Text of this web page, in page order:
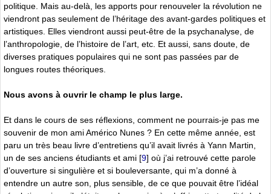
politique. Mais au-delà, les apports pour renouveler la révolution ne
viendront pas seulement de l’héritage des avant-gardes politiques et
artistiques. Elles viendront aussi peut-être de la psychanalyse, de
l’anthropologie, de l’histoire de l’art, etc. Et aussi, sans doute, de
diverses pratiques populaires qui ne sont pas passées par de
longues routes théoriques.
Nous avons à ouvrir le champ le plus large.
Et dans le cours de ses réflexions, comment ne pourrais-je pas me
souvenir de mon ami Américo Nunes ? En cette même année, est
paru un très beau livre d’entretiens qu’il avait livrés à Yann Martin,
un de ses anciens étudiants et ami [9] où j’ai retrouvé cette parole
d’ouverture si singulière et si bouleversante, qui m’a donné à
entendre un autre son, plus sensible, de ce que pouvait être l’idéal